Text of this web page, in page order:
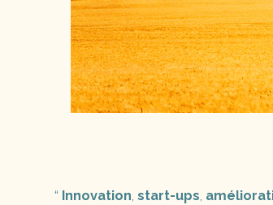
“ Innovation,start-ups,